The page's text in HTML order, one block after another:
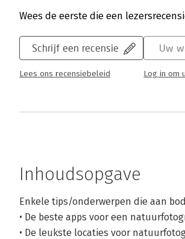
Wees de eerste die een
Schrijf een recensie
Lees ons recensiebeleid
Uw
Log in om
Inhoudsopgave
Enkele tips/onderwerpen die aan
• De beste apps voor een
• De leukste locaties voor